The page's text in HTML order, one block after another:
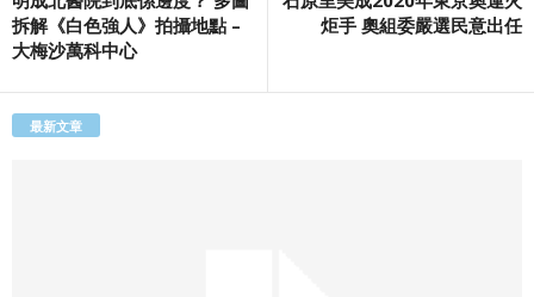
拆解《白色強人》拍攝地點 –
大梅沙萬科中心
炬手 奧組委嚴選民意出任
最新文章